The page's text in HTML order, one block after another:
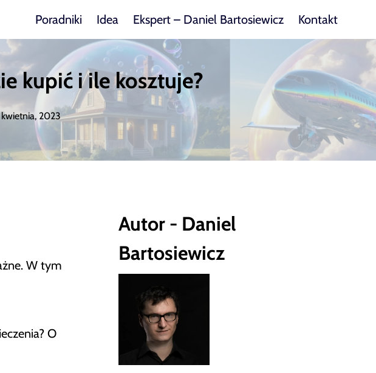
Poradniki Idea Ekspert – Daniel Bartosiewicz Kontakt
kupić i ile kosztuje?
2023
W tym
O
Autor - Daniel
Bartosiewicz